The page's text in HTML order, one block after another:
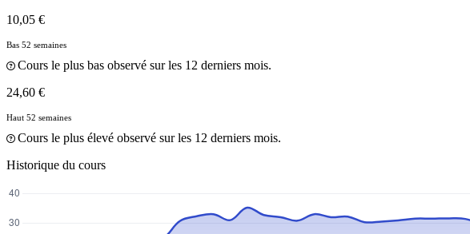
10,05 €
Bas 52 semaines
Cours le plus bas observé sur les 12 derniers mois.
24,60 €
Haut 52 semaines
Cours le plus élevé observé sur les 12 derniers mois.
Historique du cours